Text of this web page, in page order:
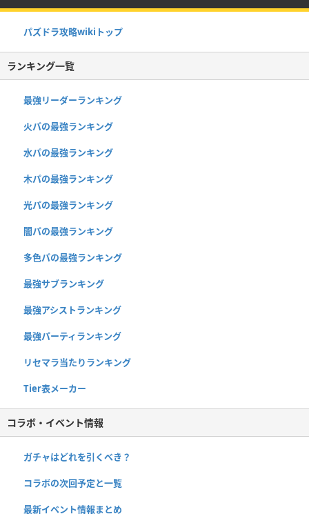
パズドラ攻略wikiトップ
ランキング一覧
最強リーダーランキング
火パの最強ランキング
水パの最強ランキング
木パの最強ランキング
光パの最強ランキング
闇パの最強ランキング
多色パの最強ランキング
最強サブランキング
最強アシストランキング
最強パーティランキング
リセマラ当たりランキング
Tier表メーカー
コラボ・イベント情報
ガチャはどれを引くべき？
コラボの次回予定と一覧
最新イベント情報まとめ